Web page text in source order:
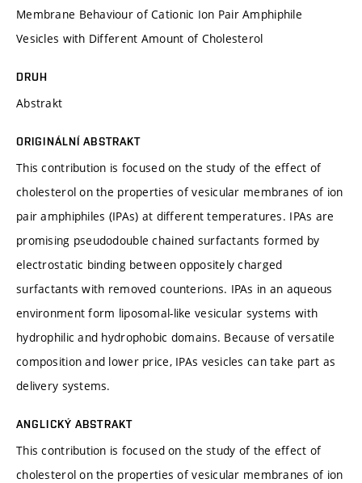
Membrane Behaviour of Cationic Ion Pair Amphiphile
Vesicles with Different Amount of Cholesterol
DRUH
Abstrakt
ORIGINÁLNÍ ABSTRAKT
This contribution is focused on the study of the effect of
cholesterol on the properties of vesicular membranes of ion
pair amphiphiles (IPAs) at different temperatures. IPAs are
promising pseudodouble chained surfactants formed by
electrostatic binding between oppositely charged
surfactants with removed counterions. IPAs in an aqueous
environment form liposomal-like vesicular systems with
hydrophilic and hydrophobic domains. Because of versatile
composition and lower price, IPAs vesicles can take part as
delivery systems.
ANGLICKÝ ABSTRAKT
This contribution is focused on the study of the effect of
cholesterol on the properties of vesicular membranes of ion